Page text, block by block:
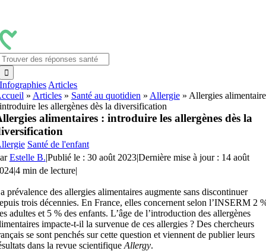
contenu
Infographies Articles
» Articles» Santé au quotidien » Allergie» Allergies
les allergènes dès la diversification
alimentaires : introduire les allergènes dès la
Santé de l'enfant
Estelle B.|Publié le : 30 août 2023|Dernière mise à jour : 14 août
|4 min de lecture|
prévalence des allergies alimentaires augmente sans discontinuer
trois décennies. En France, elles concernent selon l’INSERM 2
adultes et 5 % des enfants. L’âge de l’introduction des allergènes
impacte-t-il la survenue de ces allergies ? Des chercheurs
se sont penchés sur cette question et viennent de publier leurs
dans la revue scientifique Allergy.